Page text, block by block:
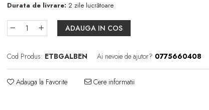
Durata de livrare: 2 zile lucrătoare
ADAUGA IN COS
Cod Produs: ETBGALBEN Ai nevoie de ajutor? 0775660408
Adauga la Favorite Cere informatii